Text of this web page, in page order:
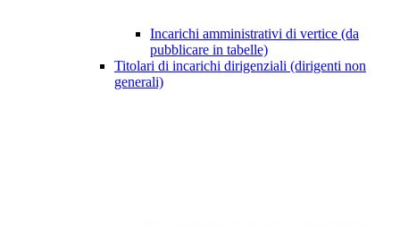
Incarichi amministrativi di vertice (da
pubblicare in tabelle)
Titolari di incarichi dirigenziali (dirigenti non
generali)